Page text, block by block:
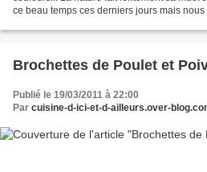
ce beau temps ces derniers jours mais
Brochettes de Poulet et
Publié le 19/03/2011 à 22:00
Par cuisine-d-ici-et-d-ailleurs.over-